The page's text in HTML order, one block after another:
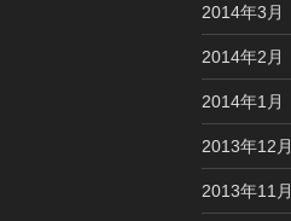
2014年3月
2014年2月
2014年1月
2013年12月
2013年11月